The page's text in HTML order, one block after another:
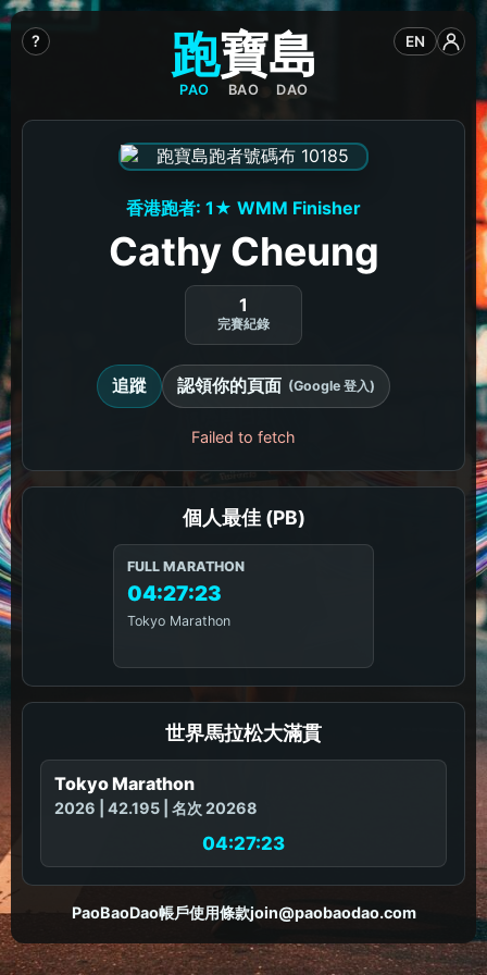
? EN
跑
PAO
寶
BAO
島
DAO
香港跑者: 1★ WMM Finisher
Cathy Cheung
1
完賽紀錄
追蹤 認領你的頁面 (Google 登入)
Failed to fetch
個人最佳 (PB)
FULL MARATHON
04:27:23
Tokyo Marathon
世界馬拉松大滿貫
Tokyo Marathon
2026 | 42.195 | 名次 20268
04:27:23
PaoBaoDao帳戶使用條款join@paobaodao.com